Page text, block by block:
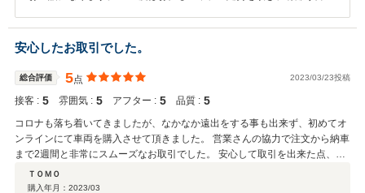
さいませ。 引き続きどうぞ宜しくお願い申し上げます。
安心したお取引でした。
総合評価 5点 2023/03/23投稿
接客 : 5 雰囲気 : 5 アフター : 5 品質 : 5
コロナも落ち着いてきましたが、なかなか遠出をする事も出来ず、初めてオ
ンラインにて車両を購入させて頂きました。 営業さんの協力で注文から納車
まで2週間と非常にスムーズなお取引でした。 安心して取引を出来た点、さ
すが正規ディーラーだなと思います。 また機会がありましたら宜しくお願い
致します。
ＴＯＭＯ
購入年月： 2023/03